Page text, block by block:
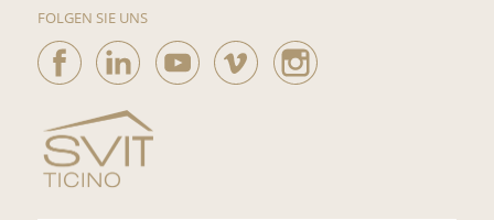
FOLGEN SIE UNS